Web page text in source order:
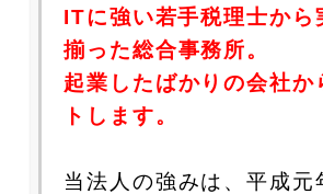
ITに強い若手税理士か
揃った総合事務所。
起業したばかりの会社
トします。
当法人の強みは、平成